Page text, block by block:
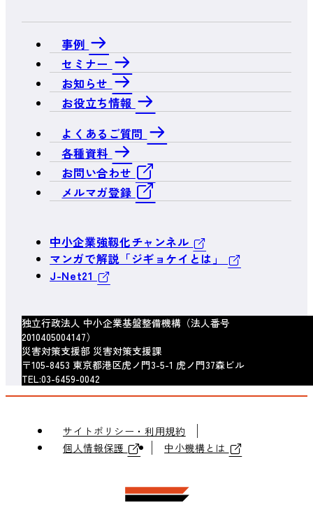
事例
セミナー
お知らせ
お役立ち情報
よくあるご質問
各種資料
お問い合わせ
メルマガ登録
中小企業強靱化チャンネル
マンガで解説「ジギョケイとは」
J-Net21
独立行政法人 中小企業基盤整備機構（法人番号
2010405004147）
災害対策支援部 災害対策支援課
〒105-8453 東京都港区虎ノ門3-5-1 虎ノ門37森ビル
TEL:03-6459-0042
サイトポリシー・利用規約
個人情報保護
中小機構とは